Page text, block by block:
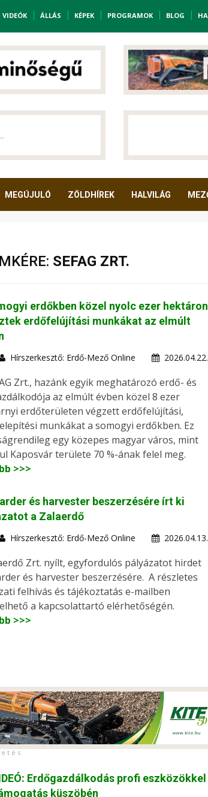
VIDEÓK ÁLLÁS KÉPEK PROGRAMOK BLOG
MEGÚJULÓ ZÖLDHÍREK HALVILÁG
SEFAG ZRT.
erdőkben közel nyolc ezer hektáron
erdőfelújítási munkákat az elmúlt
Hírszerkesztő: Erdő-Mező Online 2026.04.22.
Zrt., hazánk egyik meghatározó erdő- és
az elmúlt évben közel 8 ezer
erdőterületen végzett erdőfelújítási,
munkákat a somogyi erdőkben. Ez
egy közepes magyar város, mint
Kaposvár területe 70 %-ának felel meg.
>>>
és harvester beszerzésére írt ki
a Zalaerdő
Hírszerkesztő: Erdő-Mező Online 2026.04.13.
Zrt. nyílt, egyfordulós pályázatot hirdet
és harvester beszerzésére. A részletes
felhívás és tájékoztatás e-mailben
a kapcsolattartó elérhetőségén.
>>>
t é s
Erdőgazdálkodás profi eszközökkel
küszöbén